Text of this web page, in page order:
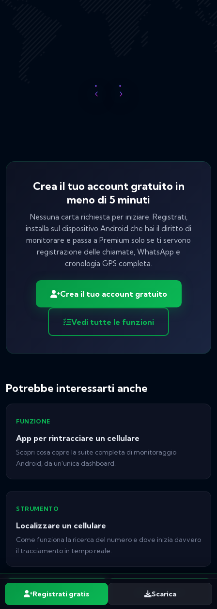
Crea il tuo account gratuito in
meno di 5 minuti
Nessuna carta richiesta per iniziare. Registrati,
installa sul dispositivo Android che hai il diritto di
monitorare e passa a Premium solo se ti servono
registrazione delle chiamate, WhatsApp e
cronologia GPS completa.
Crea il tuo account gratuito
Vedi tutte le funzioni
Potrebbe interessarti anche
FUNZIONE
App per rintracciare un cellulare
Scopri cosa copre la suite completa di monitoraggio
Android, da un'unica dashboard.
STRUMENTO
Localizzare un cellulare
Come funziona la ricerca del numero e dove inizia davvero
il tracciamento in tempo reale.
GUIDA
Inizia gratis Scarica l'app
Registrati gratis Scarica